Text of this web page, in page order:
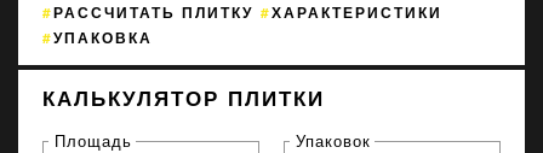
РАССЧИТАТЬ ПЛИТКУ
ХАРАКТЕРИСТИКИ
УПАКОВКА
КАЛЬКУЛЯТОР ПЛИТКИ
Площадь Упаковок